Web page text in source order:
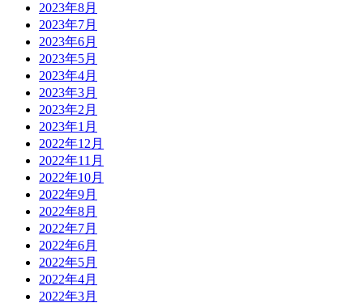
2023年8月
2023年7月
2023年6月
2023年5月
2023年4月
2023年3月
2023年2月
2023年1月
2022年12月
2022年11月
2022年10月
2022年9月
2022年8月
2022年7月
2022年6月
2022年5月
2022年4月
2022年3月